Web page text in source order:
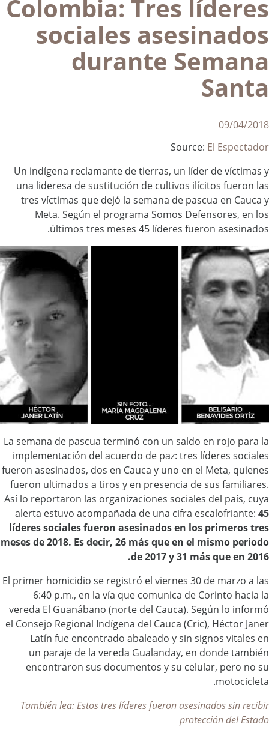
Colombia: Tres líderes
sociales asesinados
durante Semana
Santa
09/04/2018
Source: El Espectador
Un indígena reclamante de tierras, un líder de víctimas y
una lideresa de sustitución de cultivos ilícitos fueron las
tres víctimas que dejó la semana de pascua en Cauca y
Meta. Según el programa Somos Defensores, en los
últimos tres meses 45 líderes fueron asesinados.
La semana de pascua terminó con un saldo en rojo para la
implementación del acuerdo de paz: tres líderes sociales
fueron asesinados, dos en Cauca y uno en el Meta, quienes
fueron ultimados a tiros y en presencia de sus familiares.
Así lo reportaron las organizaciones sociales del país, cuya
alerta estuvo acompañada de una cifra escalofriante: 45
líderes sociales fueron asesinados en los primeros tres
meses de 2018. Es decir, 26 más que en el mismo periodo
de 2017 y 31 más que en 2016.
El primer homicidio se registró el viernes 30 de marzo a las
6:40 p.m., en la vía que comunica de Corinto hacia la
vereda El Guanábano (norte del Cauca). Según lo informó
el Consejo Regional Indígena del Cauca (Cric), Héctor Janer
Latín fue encontrado abaleado y sin signos vitales en
un paraje de la vereda Gualanday, en donde también
encontraron sus documentos y su celular, pero no su
motocicleta.
También lea: Estos tres líderes fueron asesinados sin recibir
protección del Estado